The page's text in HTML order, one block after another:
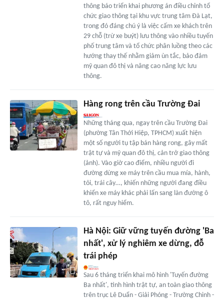
thông báo triển khai phương án điều chỉnh tổ
chức giao thông tại khu vực trung tâm Đà Lạt,
trong đó đáng chú ý là việc cấm xe khách trên
29 chỗ (trừ xe buýt) lưu thông vào nhiều tuyến
phố trung tâm và tổ chức phân luồng theo các
hướng thay thế nhằm giảm ùn tắc, bảo đảm
mỹ quan đô thị và nâng cao năng lực lưu
thông.
Hàng rong trên cầu Trường Đai
Những tháng qua, ngay trên cầu Trường Đai
(phường Tân Thới Hiệp, TPHCM) xuất hiện
một số người tụ tập bán hàng rong, gây mất
trật tự và mỹ quan đô thị, cản trở giao thông
(ảnh). Vào giờ cao điểm, nhiều người đi
đường dừng xe máy trên cầu mua mía, hành,
tỏi, trái cây…, khiến những người đang điều
khiển xe máy khác phải lấn sang làn đường ô
tô, rất nguy hiểm.
Hà Nội: Giữ vững tuyến đường 'Ba
nhất', xử lý nghiêm xe dừng, đỗ
trái phép
Sau 6 tháng triển khai mô hình 'Tuyến đường
Ba nhất', tình hình trật tự, an toàn giao thông
trên trục Lê Duẩn - Giải Phóng - Trường Chinh -